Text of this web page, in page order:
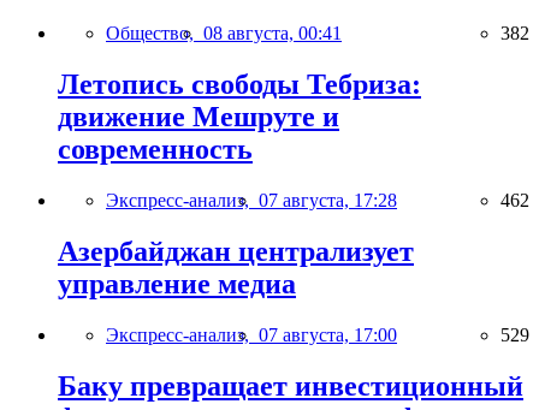
Общество, 08 августа, 00:41 382
Летопись свободы Тебриза:
движение Мешруте и
современность
Экспресс-анализ, 07 августа, 17:28 462
Азербайджан централизует
управление медиа
Экспресс-анализ, 07 августа, 17:00 529
Баку превращает инвестиционный